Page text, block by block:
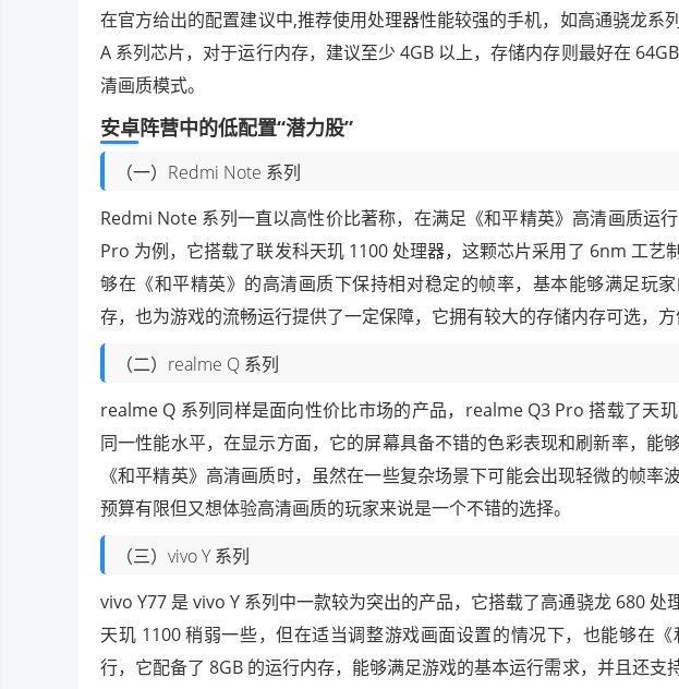
在官方给出的配置建议中,推荐使用处理器性能较强的手机，如高通骁龙系
A 系列芯片，对于运行内存，建议至少 4GB 以上，存储内存则最好在
清画质模式。
安卓阵营中的低配置“潜力股”
（一）Redmi Note 系列
Redmi Note 系列一直以高性价比著称，在满足《和平精英》高清画质运
Pro 为例，它搭载了联发科天玑 1100 处理器，这颗芯片采用了 6nm 工艺
够在《和平精英》的高清画质下保持相对稳定的帧率，基本能够满足玩
存，也为游戏的流畅运行提供了一定保障，它拥有较大的存储内存可选，方
（二）realme Q 系列
realme Q 系列同样是面向性价比市场的产品，realme Q3 Pro 搭载了天
同一性能水平，在显示方面，它的屏幕具备不错的色彩表现和刷新率，能
《和平精英》高清画质时，虽然在一些复杂场景下可能会出现轻微的帧
预算有限但又想体验高清画质的玩家来说是一个不错的选择。
（三）vivo Y 系列
vivo Y77 是 vivo Y 系列中一款较为突出的产品，它搭载了高通骁龙 680
天玑 1100 稍弱一些，但在适当调整游戏画面设置的情况下，也能够在
行，它配备了 8GB 的运行内存，能够满足游戏的基本运行需求，并且还